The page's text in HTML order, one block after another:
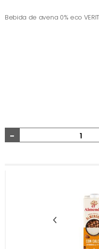
Bebida de avena 0% eco
-